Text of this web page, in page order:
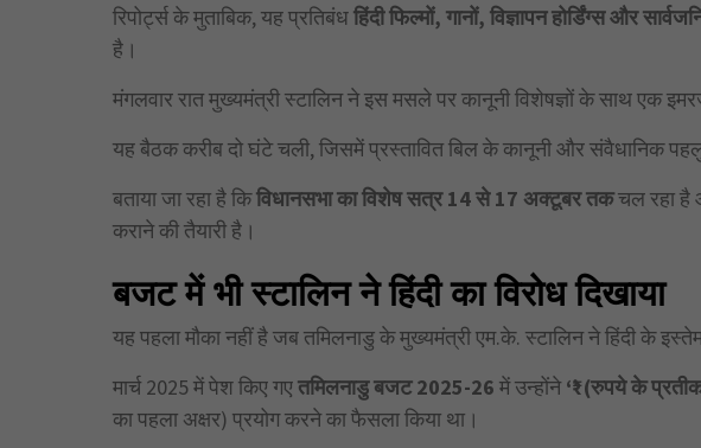
रिपोर्ट्स के मुताबिक, यह प्रतिबंधहिंदी फिल्मों, गानों, विज्ञापन होर्डिंग्स और
है।
मंगलवार रात मुख्यमंत्री स्टालिन ने इस मसले पर कानूनी विशेषज्ञों के साथ एक
यह बैठक करीब दो घंटे चली, जिसमें प्रस्तावित बिल के कानूनी और संवैधानिक
बताया जा रहा है किविधानसभा का विशेष सत्र 14से 17 अक्टूबर तकचल रहा है
कराने की तैयारी है।
बजट में भी स्टालिन ने हिंदी का विरोध दिखाया
यह पहला मौका नहीं है जब तमिलनाडु के मुख्यमंत्री एम.के. स्टालिन ने हिंदी के
मार्च 2025 में पेश किए गएतमिलनाडु बजट 2025-26 में उन्होंने ‘₹’ (रुपये के
का पहला अक्षर) प्रयोग करने का फैसला किया था।